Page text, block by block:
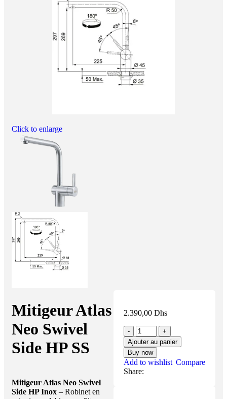
Click to enlarge
Mitigeur Atlas
Neo Swivel
Side HP SS
Mitigeur Atlas Neo Swivel
Side HP Inox – Robinet en
2.390,00 Dhs
Ajouter au panier
Buy now
Share:
Add to wishlist Compare